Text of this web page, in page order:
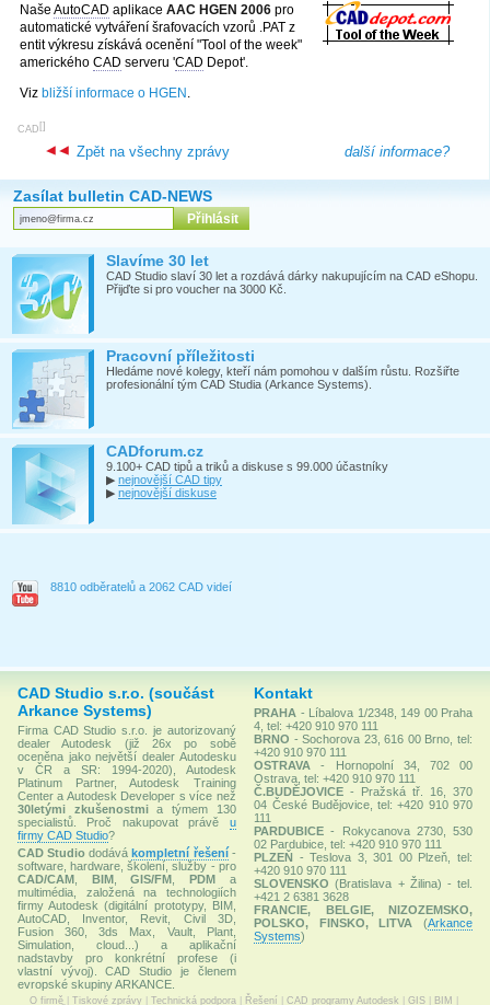
Naše AutoCAD aplikace AAC HGEN 2006 pro
automatické vytváření šrafovacích vzorů .PAT z
entit výkresu získává ocenění "Tool of the week"
amerického CAD serveru 'CAD Depot'.
Viz bližší informace o HGEN .
[
CAD ]
další informace?
Zpět na všechny zprávy
Zasílat bulletin CAD-NEWS
Slavíme 30 let
CAD Studio slaví 30 let a rozdává dárky nakupujícím na CAD eShopu.
Přijďte si pro voucher na 3000 Kč.
Pracovní příležitosti
Hledáme nové kolegy, kteří nám pomohou v dalším růstu. Rozšiřte
profesionální tým CAD Studia (Arkance Systems).
CADforum.cz
9.100+ CAD tipů a triků a diskuse s 99.000 účastníky
▶ nejnovější CAD tipy
▶ nejnovější diskuse
8810 odběratelů a 2062 CAD videí
CAD Studio s.r.o. (součást
Arkance Systems)
Firma CAD Studio s.r.o. je autorizovaný
dealer Autodesk (již 26x po sobě
oceněna jako největší dealer Autodesku
v ČR a SR: 1994-2020), Autodesk
Platinum Partner, Autodesk Training
Center a Autodesk Developer s více než
30letými zkušenostmia týmem 130
specialistů. Proč nakupovat právě u
firmy CAD Studio?
CAD Studio dodávákompletní řešení-
software, hardware, školení, služby - pro
CAD/CAM
BIM,GIS/FM ,PDM a
multimédia, založená na technologiích
firmy Autodesk (digitální prototypy, BIM,
AutoCAD, Inventor, Revit, Civil 3D,
Fusion 360, 3ds Max, Vault, Plant,
Simulation, cloud...) a aplikační
nadstavby pro konkrétní profese (i
vlastní vývoj). CAD Studio je členem
evropské skupiny ARKANCE.
Kontakt
PRAHA - Líbalova 1/2348, 149 00 Praha
4, tel: +420 910 970 111
BRNO - Sochorova 23, 616 00 Brno, tel:
+420 910 970 111
OSTRAVA
- Hornopolní 34, 702 00
Ostrava, tel: +420 910 970 111
Č.BUDĚJOVICE - Pražská tř. 16, 370
04 České Budějovice, tel: +420 910 970
111
PARDUBICE - Rokycanova 2730, 530
02 Pardubice, tel: +420 910 970 111
PLZEŇ - Teslova 3, 301 00 Plzeň, tel:
+420 910 970 111
SLOVENSKO (Bratislava + Žilina) - tel.
+421 2 6381 3628
FRANCIE, BELGIE, NIZOZEMSKO,
POLSKO, FINSKO, LITVA
(Arkance
Systems)
O firmě Tiskové zprávy Technická podpora Řešení CAD programy Autodesk GIS BIM